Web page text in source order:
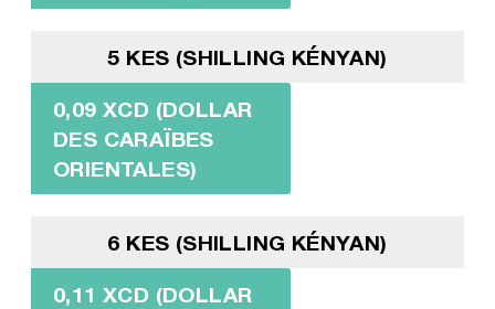
5 KES (SHILLING KÉNYAN)
0,09 XCD (DOLLAR
DES CARAÏBES
ORIENTALES)
6 KES (SHILLING KÉNYAN)
0,11 XCD (DOLLAR